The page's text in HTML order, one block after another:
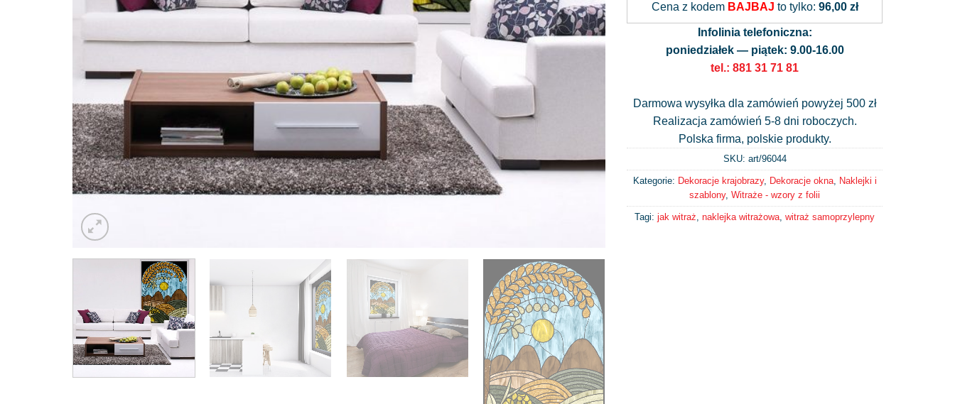
Cena z kodem BAJBAJ to tylko: 96,00 zł
Infolinia telefoniczna:
poniedziałek — piątek: 9.00-16.00
tel.: 881 31 71 81
Darmowa wysyłka dla zamówień powyżej 500 zł
Realizacja zamówień 5-8 dni roboczych.
Polska firma, polskie produkty.
SKU: art/96044
Kategorie: Dekoracje krajobrazy, Dekoracje okna, Naklejki i
szablony, Witraże - wzory z folii
Tagi: jak witraż, naklejka witrażowa, witraż samoprzylepny